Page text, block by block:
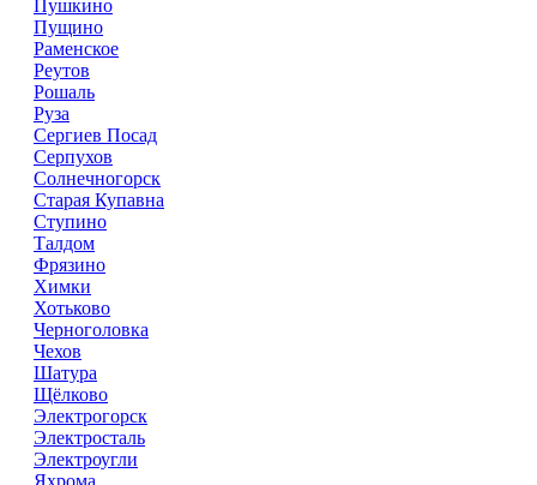
Пушкино
Пущино
Раменское
Реутов
Рошаль
Руза
Сергиев Посад
Серпухов
Солнечногорск
Старая Купавна
Ступино
Талдом
Фрязино
Химки
Хотьково
Черноголовка
Чехов
Шатура
Щёлково
Электрогорск
Электросталь
Электроугли
Яхрома